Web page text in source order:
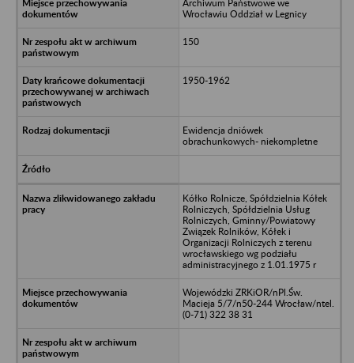
Archiwum Państwowe we
Wrocławiu Oddział w Legnicy
150
1950-1962
Ewidencja dniówek
obrachunkowych- niekompletne
Kółko Rolnicze, Spółdzielnia Kółek
Rolniczych, Spółdzielnia Usług
Rolniczych, Gminny/Powiatowy
Związek Rolników, Kółek i
Organizacji Rolniczych z terenu
wrocławskiego wg podziału
administracyjnego z 1.01.1975 r
Wojewódzki ZRKiOR/nPl.Św.
Macieja 5/7/n50-244 Wrocław/ntel.
(0-71) 322 38 31